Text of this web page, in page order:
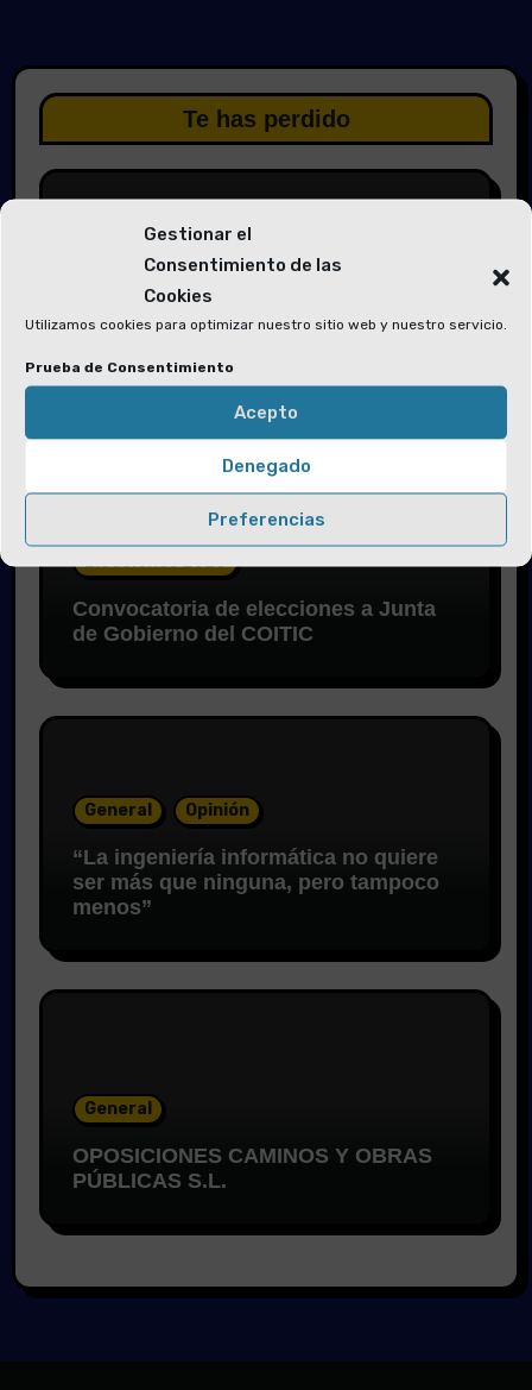
Gestionar el
Consentimiento de las
Cookies
Utilizamos cookies para optimizar nuestro sitio web y nuestro servicio.
Prueba de Consentimiento
Acepto
Denegado
Preferencias
Te has perdido
Elecciones 2026
Solicitud de voluntarios para las
Mesas Electorales y la Junta Electoral
Elecciones 2026
Convocatoria de elecciones a Junta
de Gobierno del COITIC
General Opinión
“La ingeniería informática no quiere
ser más que ninguna, pero tampoco
menos”
General
OPOSICIONES CAMINOS Y OBRAS
PÚBLICAS S.L.